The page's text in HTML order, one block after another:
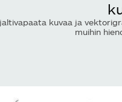
kuvaa ja
muihin